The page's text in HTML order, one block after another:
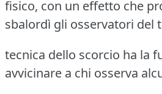
fisico, con un effetto che
sbalordì gli osservatori del
tecnica dello scorcio ha la
avvicinare a chi osserva